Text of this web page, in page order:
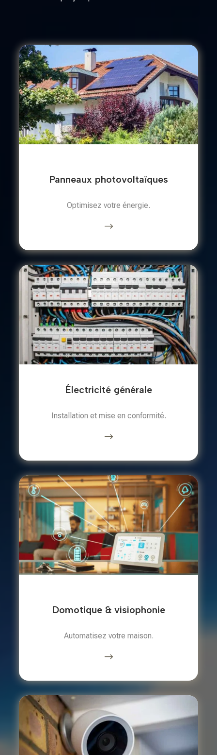
Panneaux photovoltaïques
Optimisez votre énergie.
$
Électricité générale
Installation et mise en conformité.
$
Domotique & visiophonie
Automatisez votre maison.
$